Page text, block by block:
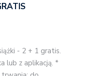
- 2 + 1 gratis.
lub z aplikacją. *